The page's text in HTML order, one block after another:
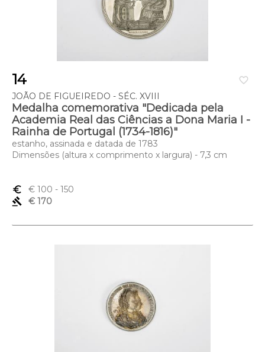
favorite_border
14
JOÃO DE FIGUEIREDO - SÉC. XVIII
Medalha comemorativa "Dedicada pela
Academia Real das Ciências a Dona Maria I -
Rainha de Portugal (1734-1816)"
estanho, assinada e datada de 1783
Dimensões (altura x comprimento x largura) - 7,3 cm
euro_symbol € 100 - 150
gavel
€ 170